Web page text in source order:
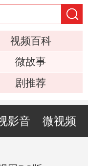
视频百科
微故事
剧推荐
影音 微视频